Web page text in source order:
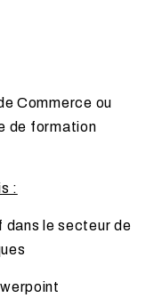
Commerce ou
de formation
:
le secteur de